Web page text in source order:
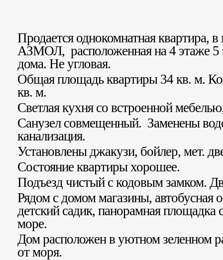
Продается однокомнатная квартира,
АЗМОЛ, расположенная на 4 этаже 5
дома. Не угловая.
Общая площадь квартиры 34 кв. м.
кв. м.
Светлая кухня со встроенной
Санузел совмещенный. Заменены
канализация.
Установлены джакузи, бойлер, мет.
Состояние квартиры хорошее.
Подъезд чистый с кодовым замком.
Рядом с домом магазины, автобусная
детский садик, панорамная площадка
море.
Дом расположен в уютном зеленном
от моря.